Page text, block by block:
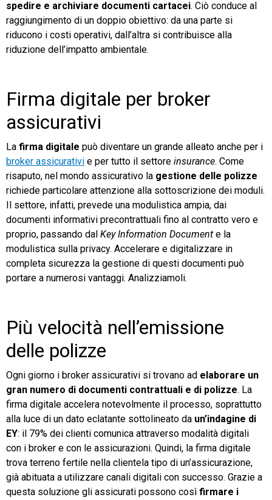
spedire e archiviare documenti cartacei. Ciò conduce al
raggiungimento di un doppio obiettivo: da una parte si
riducono i costi operativi, dall’altra si contribuisce alla
riduzione dell’impatto ambientale.
Firma digitale per broker
assicurativi
La firma digitale può diventare un grande alleato anche per i
broker assicurativi e per tutto il settore insurance. Come
risaputo, nel mondo assicurativo la gestione delle polizze
richiede particolare attenzione alla sottoscrizione dei moduli.
Il settore, infatti, prevede una modulistica ampia, dai
documenti informativi precontrattuali fino al contratto vero e
proprio, passando dal Key Information Document e la
modulistica sulla privacy. Accelerare e digitalizzare in
completa sicurezza la gestione di questi documenti può
portare a numerosi vantaggi. Analizziamoli.
Più velocità nell’emissione
delle polizze
Ogni giorno i broker assicurativi si trovano ad elaborare un
gran numero di documenti contrattuali e di polizze. La
firma digitale accelera notevolmente il processo, soprattutto
alla luce di un dato eclatante sottolineato da un’indagine di
EY: il 79% dei clienti comunica attraverso modalità digitali
con i broker e con le assicurazioni. Quindi, la firma digitale
trova terreno fertile nella clientela tipo di un’assicurazione,
già abituata a utilizzare canali digitali con successo. Grazie a
questa soluzione gli assicurati possono così firmare i